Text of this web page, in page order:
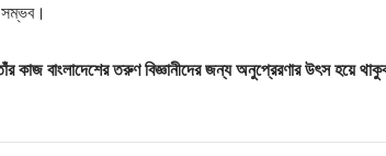
সম্ভব।
কাজ বাংলাদেশের তরুণ বিজ্ঞানীদের জন্য অনুপ্রেরণার উৎস হয়ে